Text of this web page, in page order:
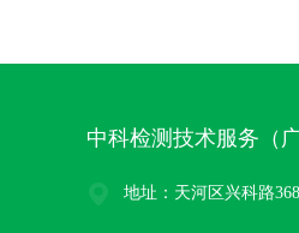
中科检测技术服务（
地址：天河区兴科路